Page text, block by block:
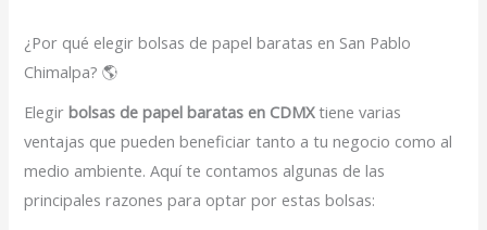
¿Por qué elegir bolsas de papel baratas en San Pablo
Chimalpa? 🌎
Elegirbolsas de papel baratas en CDMXtiene varias
ventajas que pueden beneficiar tanto a tu negocio como al
medio ambiente. Aquí te contamos algunas de las
principales razones para optar por estas bolsas: